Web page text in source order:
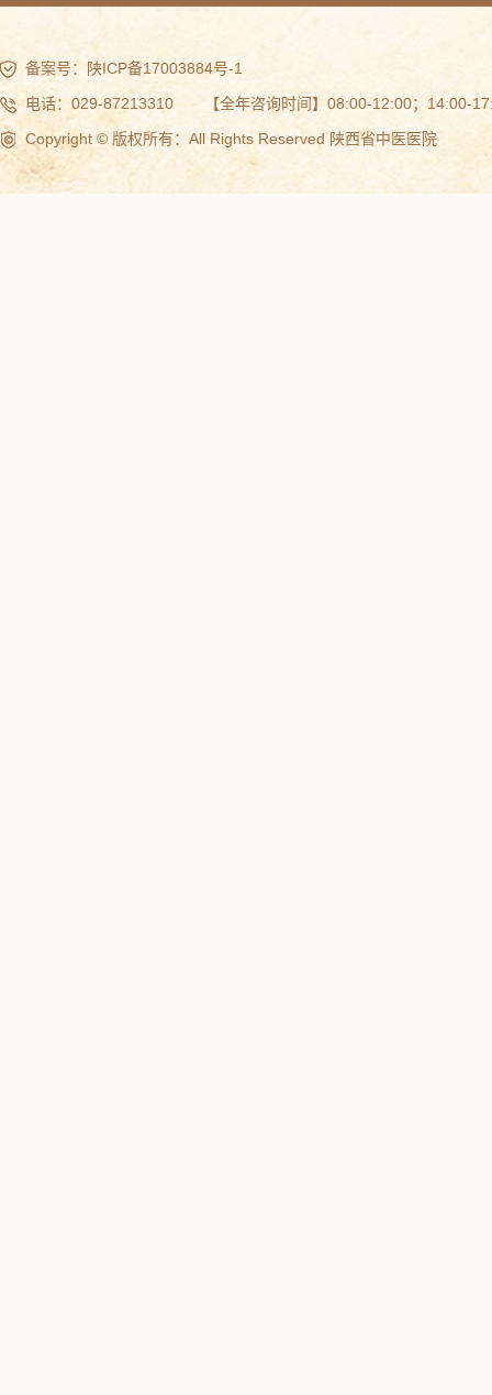
备案号：
陕ICP备17003884号-1
电话：029-87213310 【全年咨询时间】08:00-12:00；14:00-
Copyright © 版权所有：All Rights Reserved 陕西省中医医院